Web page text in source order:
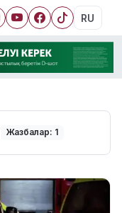
RU
Жазбалар: 1